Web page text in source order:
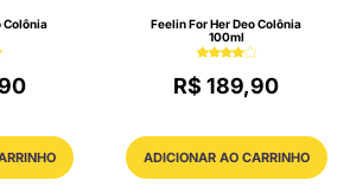
Colônia
Feelin For Her Deo Colônia
100ml
R$ 189,90
ADICIONAR AO CARRINHO